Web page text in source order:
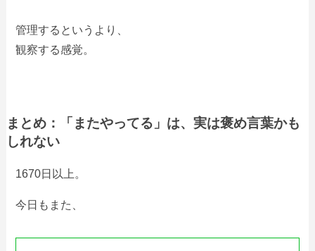
管理するというより、
観察する感覚。
まとめ：「またやってる」は、実は褒め言葉かも
しれない
1670日以上。
今日もまた、